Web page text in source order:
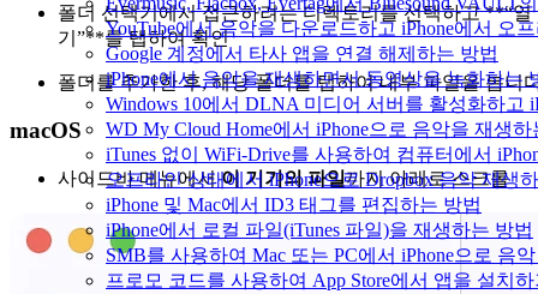
YouTube에서 음악을 다운로드하고 iPhone에서 오
Google 계정에서 타사 앱을 연결 해제하는 방법
iPhone에서 음악을 재생하면서 동영상을 녹화하는
Windows 10에서 DLNA 미디어 서버를 활성화하고
WD My Cloud Home에서 iPhone으로 음악을 재생
iTunes 없이 WiFi-Drive를 사용하여 컴퓨터에서
오프라인 상태에서 iPhone으로 Dropbox 음악 재생
iPhone 및 Mac에서 ID3 태그를 편집하는 방법
iPhone에서 로컬 파일(iTunes 파일)을 재생하는 방법
SMB를 사용하여 Mac 또는 PC에서 iPhone으로 음
프로모 코드를 사용하여 App Store에서 앱을 설치
폴더 선택기에서 접근하려는 디렉토리를 선택하고 **“열
기”**를 탭하여 확인
폴더를 추가한 후, 해당 폴더를 탭하여 내부 파일을 봅니
macOS
사이드바 메뉴에서이 기기의 파일까지 아래로 스크롤